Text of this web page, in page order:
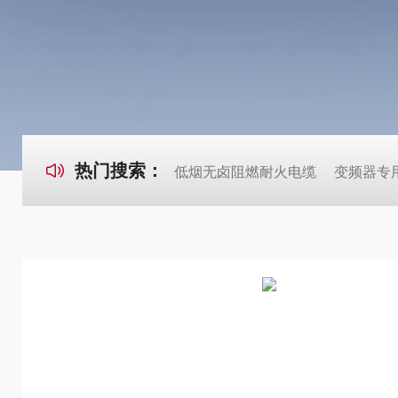
热门搜索： 低烟无卤阻燃耐火电缆 变频器专